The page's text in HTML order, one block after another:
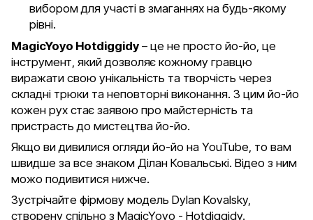
вибором для участі в змаганнях на будь-якому
рівні.
MagicYoyo Hotdiggidy– це не просто йо-йо, це
інструмент, який дозволяє кожному гравцю
виражати свою унікальність та творчість через
складні трюки та неповторні виконання. З цим йо-йо
кожен рух стає заявою про майстерність та
пристрасть до мистецтва йо-йо.
Якщо ви дивилися огляди йо-йо на YouTube, то вам
швидше за все знаком Ділан Ковальські. Відео з ним
можо подивитися нижче.
Зустрічайте фірмову модель Dylan Kovalsky,
створену спільно з MagicYoyo - Hotdiggidy.